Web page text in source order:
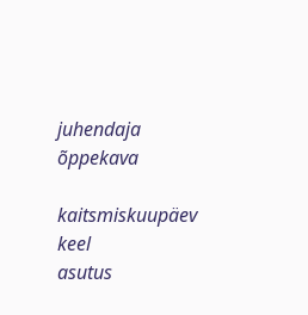
juhendaja
õppekava
kaitsmiskuupäev
keel
asutus